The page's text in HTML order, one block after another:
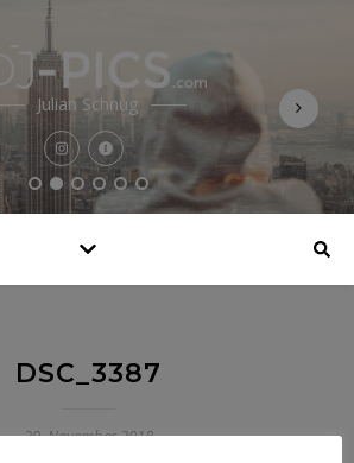
Julian Schnug
DSC_3387
29. November 2018